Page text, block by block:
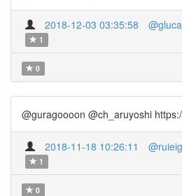
2018-12-03 03:35:58
1
0
@guragoooon @ch_aruyoshi
2018-11-18 10:26:11
1
0